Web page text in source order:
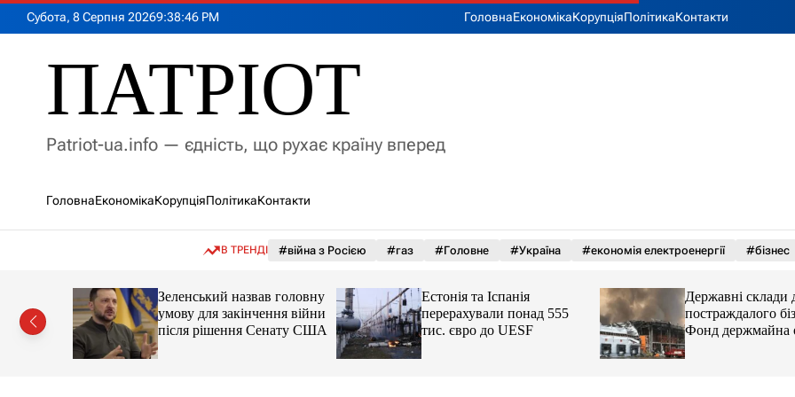
Субота, 8 Серпня 20269:38:47 PM ГоловнаЕкономікаКорупціяПолітикаКонтакти
ПАТРІОТ
Patriot-ua.info — єдність, що рухає країну вперед
ГоловнаЕкономікаКорупціяПолітикаКонтакти
В ТРЕНДІ #війна з Росією #газ #Головне #Україна #економія електроенергії #бізнес
нормою
LB.ua
Зеленський назвав головну
умову для закінчення війни
після рішення Сенату США
Естонія та Іспанія
перерахували понад 555
тис. євро до UESF
Державні склади
постраждалого
Фонд держмайна
завдання від